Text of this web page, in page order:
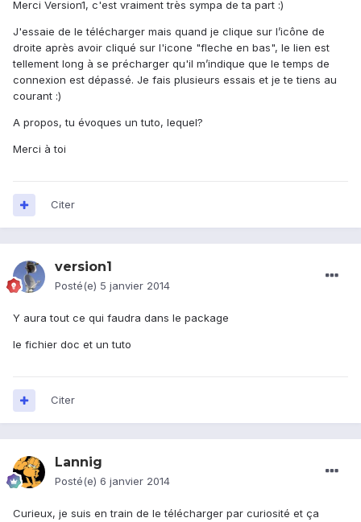
Merci Version1, c'est vraiment très sympa de ta part :)
J'essaie de le télécharger mais quand je clique sur l’icône de
droite après avoir cliqué sur l'icone "fleche en bas", le lien est
tellement long à se précharger qu'il m’indique que le temps de
connexion est dépassé. Je fais plusieurs essais et je te tiens au
courant :)
A propos, tu évoques un tuto, lequel?
Merci à toi
Citer
version1
Posté(e) 5 janvier 2014
Y aura tout ce qui faudra dans le package
le fichier doc et un tuto
Citer
Lannig
Posté(e) 6 janvier 2014
Curieux, je suis en train de le télécharger par curiosité et ça